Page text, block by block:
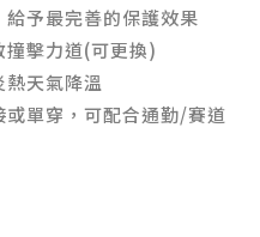
予最完善的保護效果
擊力道(可更換)
天氣降溫
單穿，可配合通勤/賽道